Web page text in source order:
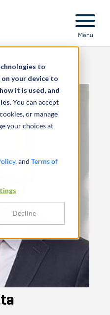
to
your device to
it is used, and
You can accept
or manage
your choices at
, and Terms of
Decline
Menu